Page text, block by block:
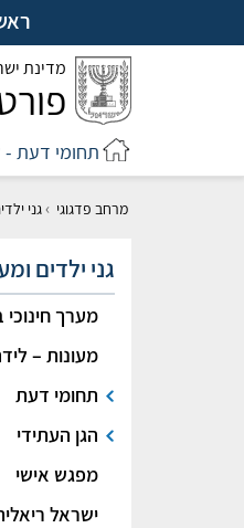
אל
מדינת
תחומי דעת -
מרחב פדגוגי ›גני
גני ילדים
מערך
מעונות –
תחומי דעת
הגן העתידי
מפגש אישי